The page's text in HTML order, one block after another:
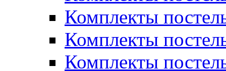
Комплекты
Комплекты
Комплекты